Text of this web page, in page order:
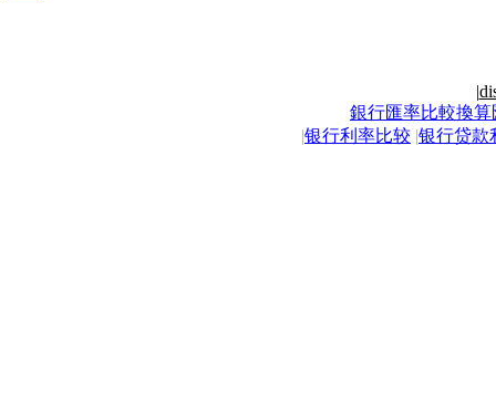
|
銀行匯率比較換算
|银行利率比较 |银行贷款